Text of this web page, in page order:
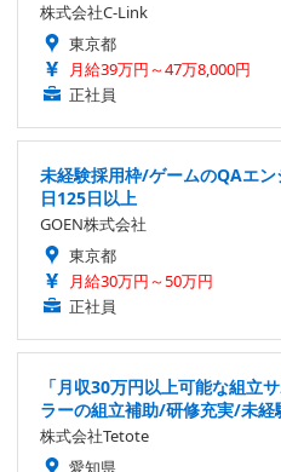
株式会社C-Link
東京都
月給39万円～47万8,000円
正社員
未経験採用枠/ゲームのQAエ
日125日以上
GOEN株式会社
東京都
月給30万円～50万円
正社員
「月収30万円以上可能な組立
ラーの組立補助/研修充実/未
株式会社Tetote
愛知県